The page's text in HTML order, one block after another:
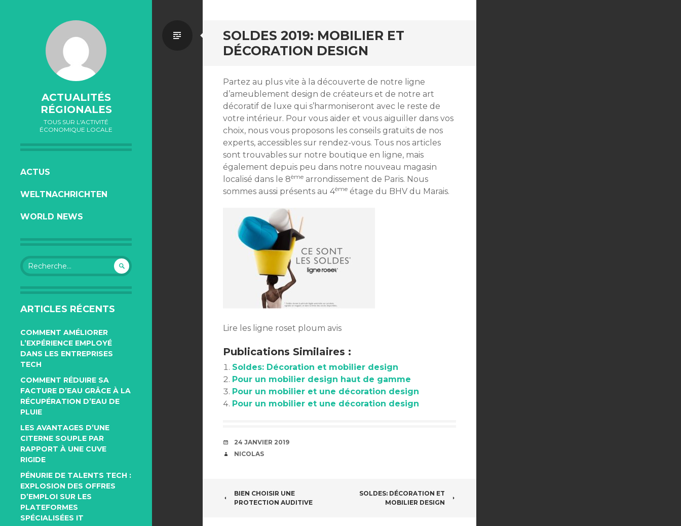
ACTUALITÉS
RÉGIONALES
TOUS SUR L'ACTIVITÉ
ÉCONOMIQUE LOCALE
ALLER
CONTENU
ACTUS
WELTNACHRICHTEN
WORLD NEWS
Rechercher :
ARTICLES RÉCENTS
COMMENT AMÉLIORER
L’EXPÉRIENCE EMPLOYÉ
DANS LES ENTREPRISES
TECH
COMMENT RÉDUIRE SA
FACTURE D’EAU GRÂCE À LA
RÉCUPÉRATION D’EAU DE
PLUIE
LES AVANTAGES D’UNE
CITERNE SOUPLE PAR
RAPPORT À UNE CUVE
RIGIDE
PÉNURIE DE TALENTS TECH :
EXPLOSION DES OFFRES
D’EMPLOI SUR LES
PLATEFORMES
SPÉCIALISÉES IT
SOLDES 2019: MOBILIER ET
DÉCORATION DESIGN
Par
Partez au plus vite à la découverte de notre ligne
d’ameublement design de créateurs et de notre art
décoratif de luxe qui s’harmoniseront avec le reste de
votre intérieur. Pour vous aider et vous aiguiller dans vos
choix, nous vous proposons les conseils gratuits de nos
experts, accessibles sur rendez-vous. Tous nos articles
sont trouvables sur notre boutique en ligne, mais
également depuis peu dans notre nouveau magasin
localisé dans le 8ème arrondissement de Paris. Nous
sommes aussi présents au 4ème étage du BHV du Marais.
Lire les ligne roset ploum avis
Publications Similaires :
Soldes: Décoration et mobilier design
Pour un mobilier design haut de gamme
Pour un mobilier et une décoration design
Pour un mobilier et une décoration design
DATE
24 JANVIER 2019
AUTEUR
NICOLAS
NAVIGATION
BIEN CHOISIR UNE
PROTECTION AUDITIVE
SOLDES: DÉCORATION ET
MOBILIER DESIGN